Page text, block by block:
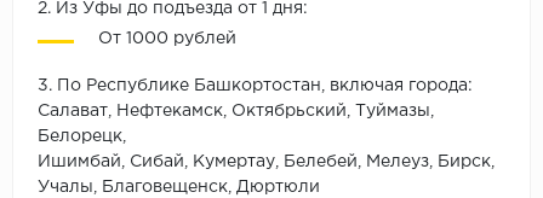
2. Из Уфы до подъезда от 1 дня:
От 1000 рублей
3. По Республике Башкортостан, включая города:
Салават, Нефтекамск, Октябрьский, Туймазы,
Белорецк,
Ишимбай, Сибай, Кумертау, Белебей, Мелеуз, Бирск,
Учалы, Благовещенск, Дюртюли